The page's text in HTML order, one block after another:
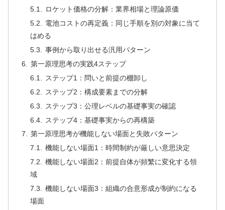
ロケット価格の分解：業界相場と理論原価
電池コストの再定義：同じ手順を別の対象に当て
はめる
事例から取り出せる汎用パターン
第一原理思考の実践4ステップ
ステップ1：問いと前提の棚卸し
ステップ2：構成要素までの分解
ステップ3：公理レベルの基礎事実の確認
ステップ4：基礎事実からの再構築
第一原理思考が機能しない場面と失敗パターン
機能しない場面1：時間制約が厳しい意思決定
機能しない場面2：前提自体が頻繁に変化する領
域
機能しない場面3：組織の合意形成が制約になる
場面